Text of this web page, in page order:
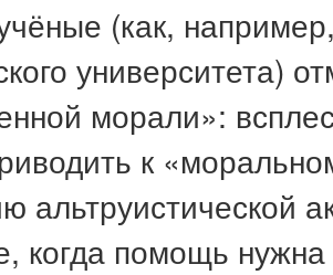
(как,
университета)
морали»:
к
альтруистической
когда помощь